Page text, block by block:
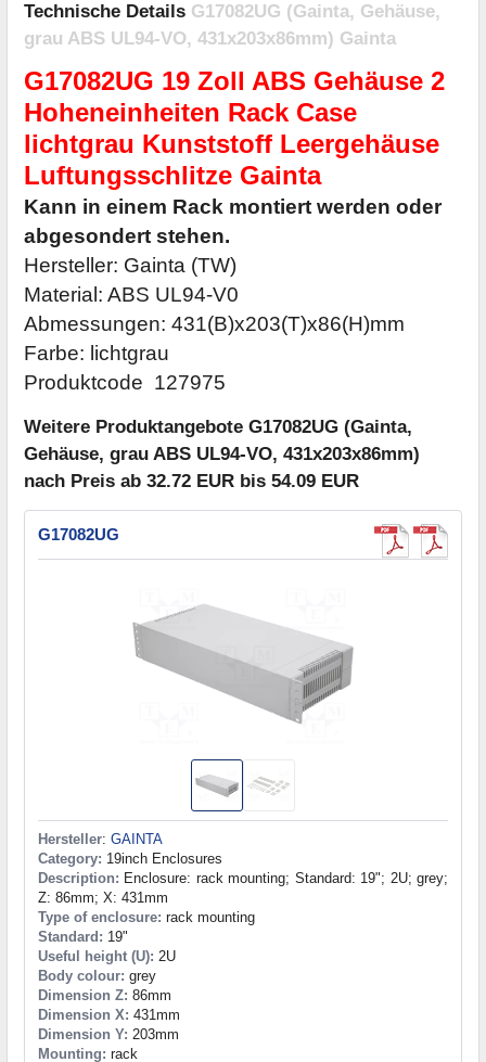
Technische Details G17082UG (Gainta, Gehäuse,
grau ABS UL94-VO, 431x203x86mm) Gainta
G17082UG 19 Zoll ABS Gehäuse 2
Hoheneinheiten Rack Case
lichtgrau Kunststoff Leergehäuse
Luftungsschlitze Gainta
Kann in einem Rack montiert werden oder
abgesondert stehen.
Hersteller: Gainta (TW)
Material: ABS UL94-V0
Abmessungen: 431(B)x203(T)x86(H)mm
Farbe: lichtgrau
Produktcode 127975
Weitere Produktangebote G17082UG (Gainta,
Gehäuse, grau ABS UL94-VO, 431x203x86mm)
nach Preis ab 32.72 EUR bis 54.09 EUR
G17082UG
Hersteller: GAINTA
Category: 19inch Enclosures
Description: Enclosure: rack mounting; Standard: 19"; 2U; grey;
Z: 86mm; X: 431mm
Type of enclosure: rack mounting
Standard: 19"
Useful height (U): 2U
Body colour: grey
Dimension Z: 86mm
Dimension X: 431mm
Dimension Y: 203mm
Mounting: rack